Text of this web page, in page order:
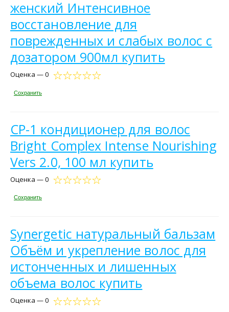
женский Интенсивное
восстановление для
поврежденных и слабых волос с
дозатором 900мл купить
Оценка — 0
Сохранить
CP-1 кондиционер для волос
Bright Complex Intense Nourishing
Vers 2.0, 100 мл купить
Оценка — 0
Сохранить
Synergetic натуральный бальзам
Объём и укрепление волос для
истонченных и лишенных
объема волос купить
Оценка — 0